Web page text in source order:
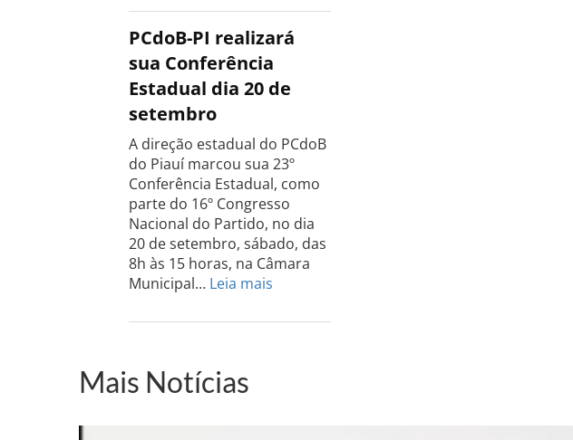
do
PCdoB
Rio
Grande
do
dia
13
de
setembro
PCdoB-PI realizará
sua Conferência
Estadual dia 20 de
setembro
A direção estadual do PCdoB
do Piauí marcou sua 23º
Conferência Estadual, como
parte do 16º Congresso
Nacional do Partido, no dia
20 de setembro, sábado, das
8h às 15 horas, na Câmara
Municipal… Leia mais
PI
Mais Notícias